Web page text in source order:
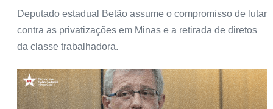
Deputado estadual Betão assume o compromisso de lutar
contra as privatizações em Minas e a retirada de diretos
da classe trabalhadora.